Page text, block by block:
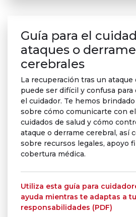
Guía para el
ataques o
cerebrales
La recuperación tras un ataque
puede ser difícil y confusa
el cuidador. Te hemos
sobre cómo comunicarte con
cuidados de salud y cómo
ataque o derrame cerebral, así
sobre recursos legales, apoyo
cobertura médica.
Utiliza esta guía para
ayuda mientras te adaptas a
responsabilidades (PDF)